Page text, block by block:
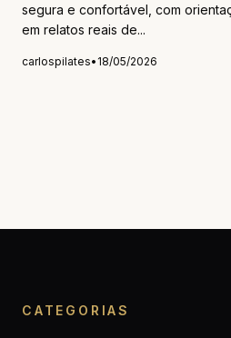
segura e confortável, com
em relatos reais de...
carlospilates• 18/05/2026
CATEGORIAS